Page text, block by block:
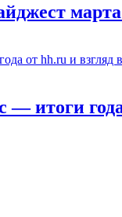
марта
итоги